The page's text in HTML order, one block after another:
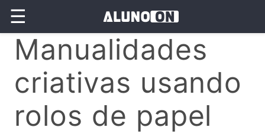
☰
Manualidades
criativas usando
rolos de papel